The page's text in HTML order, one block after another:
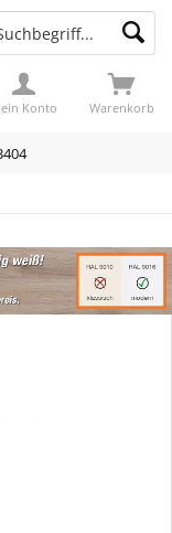
Warenkorb
Konto